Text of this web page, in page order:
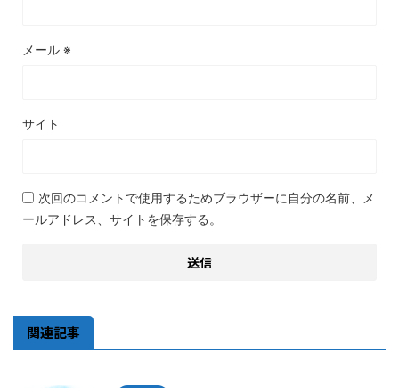
メール ※
サイト
次回のコメントで使用するためブラウザーに自分の名前、メ
ールアドレス、サイトを保存する。
関連記事